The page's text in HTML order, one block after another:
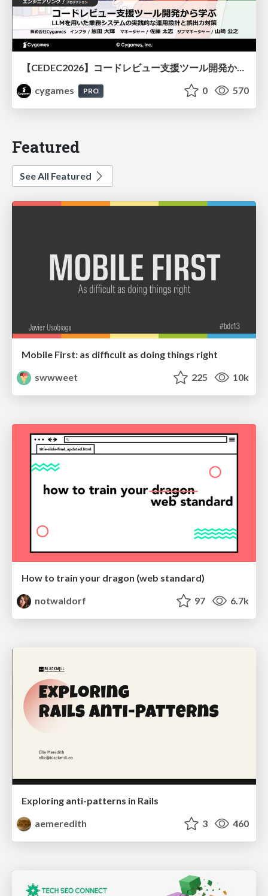
【CEDEC2026】コードレビュー支援ツール開発から学ぶ：LLMを用いた業務システムの実践的な運用設計と誤出力対策
cygames
PRO 0 570
Featured
See All Featured
Mobile First: as difficult as doing things right
swwweet
225 10k
How to train your dragon (web standard)
notwaldorf
97 6.7k
Exploring anti-patterns in Rails
aemeredith
3 460